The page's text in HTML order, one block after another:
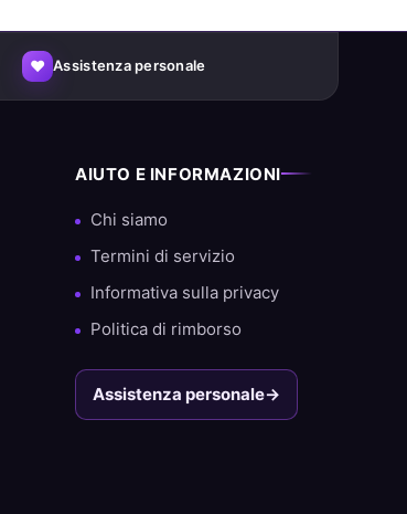
♥ Assistenza personale
AIUTO E INFORMAZIONI
Chi siamo
Termini di servizio
Informativa sulla privacy
Politica di rimborso
Assistenza personale→